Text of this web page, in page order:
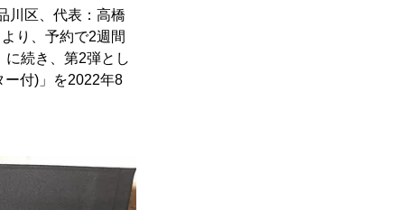
川区、代表：高橋
り、予約で2週間
続き、第2弾とし
ー付)」を2022年8